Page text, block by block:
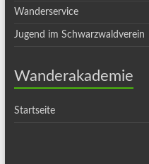
Wanderservice
Jugend im Schwarzwaldverein
Wanderakademie
Startseite